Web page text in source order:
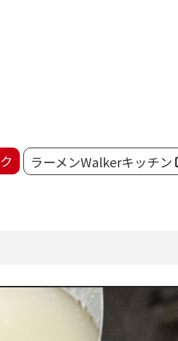
ラーメンWalkerキッチン